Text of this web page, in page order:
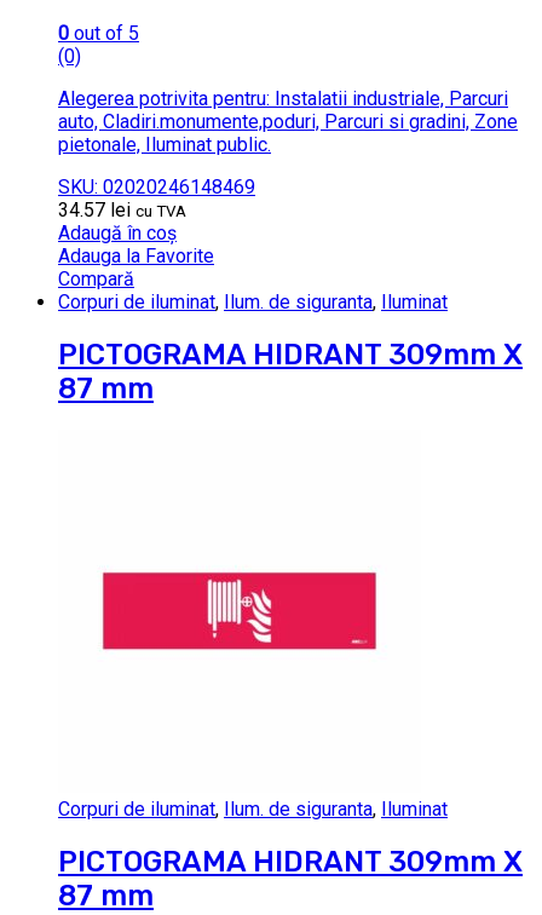
0 out of 5
(0)
Alegerea potrivita pentru: Instalatii industriale, Parcuri
auto, Cladiri.monumente,poduri, Parcuri si gradini, Zone
pietonale, Iluminat public.
SKU: 02020246148469
34.57 lei cu TVA
Adaugă în coș
Adauga la Favorite
Compară
Corpuri de iluminat, Ilum. de siguranta, Iluminat
PICTOGRAMA HIDRANT 309mm X
87 mm
Corpuri de iluminat, Ilum. de siguranta, Iluminat
PICTOGRAMA HIDRANT 309mm X
87 mm